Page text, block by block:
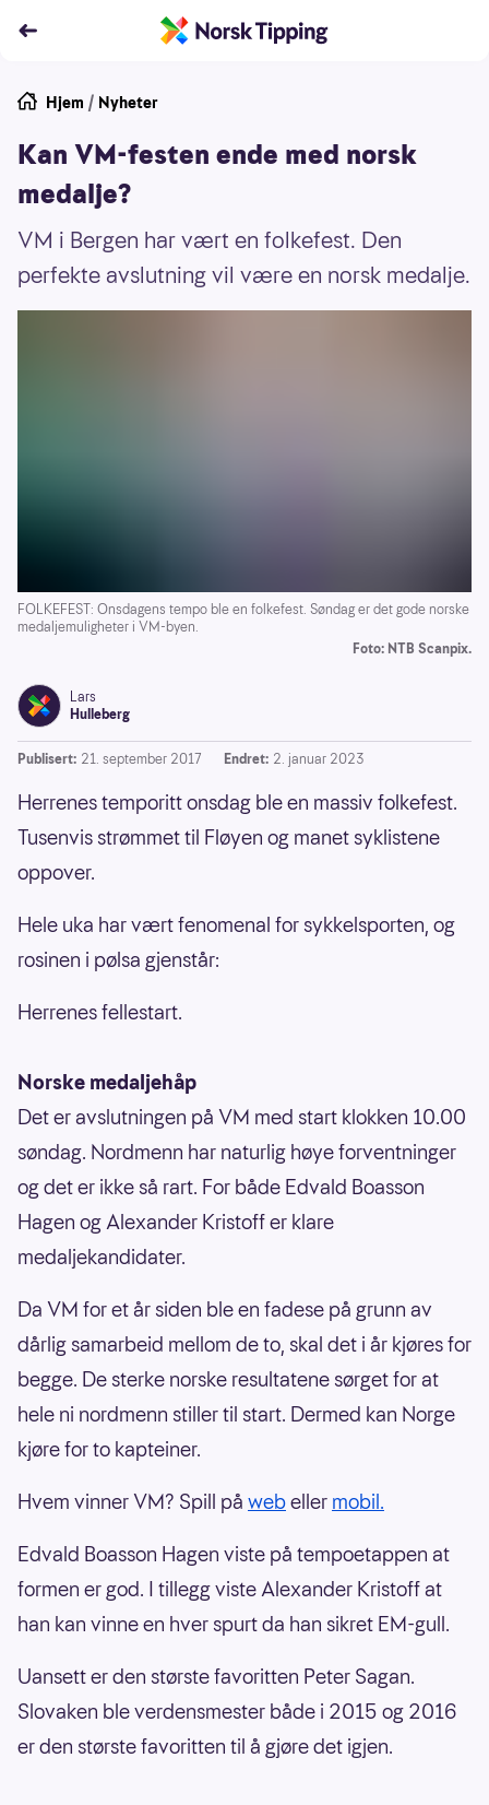
Hjem / Nyheter
Kan VM-festen ende med norsk
medalje?
VM i Bergen har vært en folkefest. Den
perfekte avslutning vil være en norsk medalje.
FOLKEFEST: Onsdagens tempo ble en folkefest. Søndag er det gode norske
medaljemuligheter i VM-byen.
Foto: NTB Scanpix.
Lars
Hulleberg
Publisert: 21. september 2017 Endret: 2. januar 2023
Herrenes temporitt onsdag ble en massiv folkefest.
Tusenvis strømmet til Fløyen og manet syklistene
oppover.
Hele uka har vært fenomenal for sykkelsporten, og
rosinen i pølsa gjenstår:
Herrenes fellestart.
Norske medaljehåp
Det er avslutningen på VM med start klokken 10.00
søndag. Nordmenn har naturlig høye forventninger
og det er ikke så rart. For både Edvald Boasson
Hagen og Alexander Kristoff er klare
medaljekandidater.
Da VM for et år siden ble en fadese på grunn av
dårlig samarbeid mellom de to, skal det i år kjøres for
begge. De sterke norske resultatene sørget for at
hele ni nordmenn stiller til start. Dermed kan Norge
kjøre for to kapteiner.
Hvem vinner VM? Spill på webeller mobil.
Edvald Boasson Hagen viste på tempoetappen at
formen er god. I tillegg viste Alexander Kristoff at
han kan vinne en hver spurt da han sikret EM-gull.
Uansett er den største favoritten Peter Sagan.
Slovaken ble verdensmester både i 2015 og 2016
er den største favoritten til å gjøre det igjen.